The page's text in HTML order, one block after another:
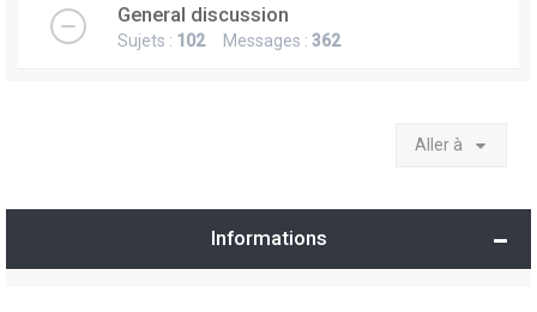
General discussion
Sujets : 102Messages : 362
Aller à
Informations